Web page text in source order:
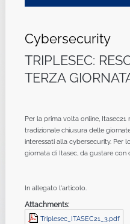
Cybersecurity
TRIPLESEC:
TERZA
Per la prima volta online, Itasec21
tradizionale chiusura delle
interessati alla cybersecurity. Per
giornata di Itasec, da gustare con
In allegato l'articolo.
Attachments:
Triplesec_ITASEC21_3.pdf